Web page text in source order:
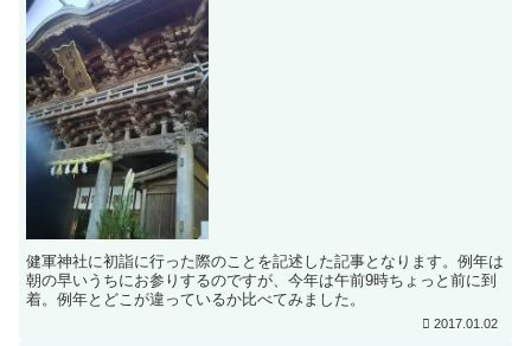
健軍神社に初詣に行った際のことを記述した記事となります。例年は
朝の早いうちにお参りするのですが、今年は午前9時ちょっと前に到
着。例年とどこが違っているか比べてみました。
2017.01.02